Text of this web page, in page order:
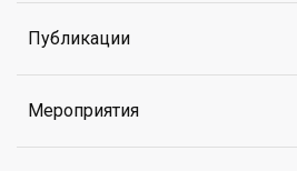
Публикации
Мероприятия